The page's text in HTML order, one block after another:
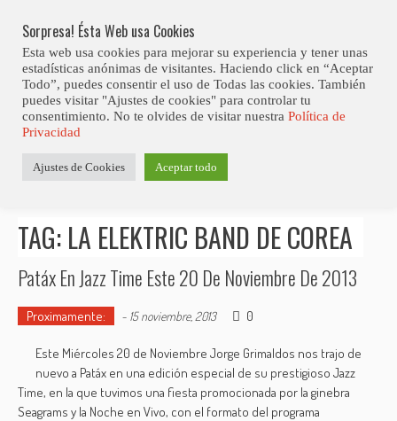
content
Club Contest.
Posts tagged "La Elektric Band de Corea"
TAG: LA ELEKTRIC BAND DE COREA
Patáx En Jazz Time Este 20 De Noviembre De 2013
Proximamente: - 15 noviembre, 2013 0
Este Miércoles 20 de Noviembre Jorge Grimaldos nos trajo de
nuevo a Patáx en una edición especial de su prestigioso Jazz
Time, en la que tuvimos una fiesta promocionada por la ginebra
Seagrams y la Noche en Vivo, con el formato del programa
Sorpresa! Ésta Web usa Cookies
Esta web usa cookies para mejorar su experiencia y tener unas
estadísticas anónimas de visitantes. Haciendo click en “Aceptar
Todo”, puedes consentir el uso de Todas las cookies. También
puedes visitar "Ajustes de cookies" para controlar tu
consentimiento. No te olvides de visitar nuestra Política de
Privacidad
Ajustes de Cookies Aceptar todo